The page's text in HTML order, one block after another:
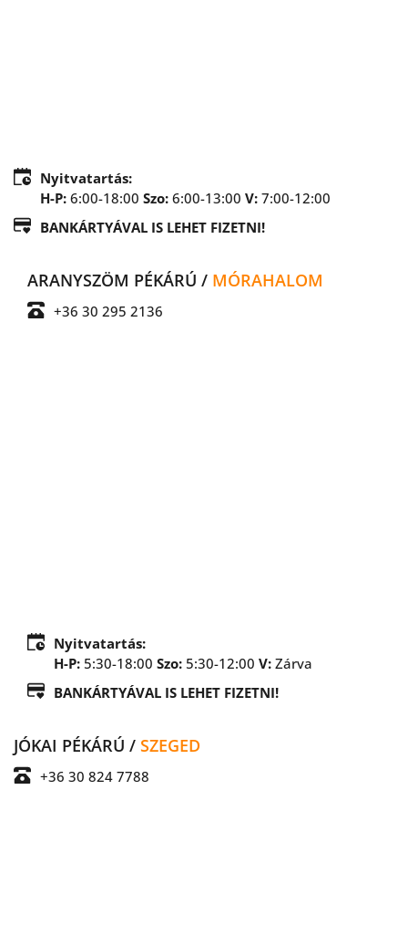
Nyitvatartás:
H-P: 6:00-18:00 Szo: 6:00-13:00 V: 7:00-12:00
BANKÁRTYÁVAL IS LEHET FIZETNI!
ARANYSZÖM PÉKÁRÚ / MÓRAHALOM
+36 30 295 2136
Nyitvatartás:
H-P: 5:30-18:00 Szo: 5:30-12:00 V: Zárva
BANKÁRTYÁVAL IS LEHET FIZETNI!
JÓKAI PÉKÁRÚ / SZEGED
+36 30 824 7788